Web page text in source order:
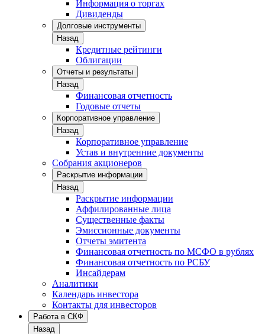
Информация о торгах
Дивиденды
Долговые инструменты
Назад
Кредитные рейтинги
Облигации
Отчеты и результаты
Назад
Финансовая отчетность
Годовые отчеты
Корпоративное управление
Назад
Корпоративное управление
Устав и внутренние документы
Собрания акционеров
Раскрытие информации
Назад
Раскрытие информации
Аффилированные лица
Существенные факты
Эмиссионные документы
Отчеты эмитента
Финансовая отчетность по МСФО в рублях
Финансовая отчетность по РСБУ
Инсайдерам
Аналитики
Календарь инвестора
Контакты для инвесторов
Работа в СКФ
Назад